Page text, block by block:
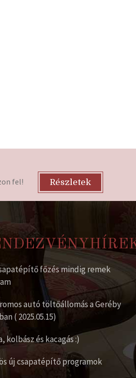
fel! Részletek
főzés mindig remek
autó töltőállomás a Geréby
( 2025.05.15)
kolbász és kacagás :)
új csapatépítő programok